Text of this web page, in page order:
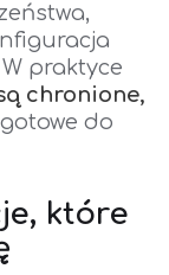
praktyce
chronione,
do
które